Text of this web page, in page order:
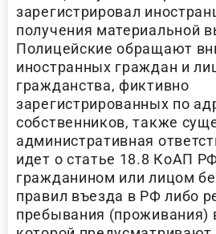
зарегистрировал
получения материальной
Полицейские обращают
иностранных граждан и
гражданства, фиктивно
зарегистрированных по
собственников, также
административная
идет о статье 18.8 КоАП
гражданином или лицом
правил въезда в РФ либо
пребывания (проживания)